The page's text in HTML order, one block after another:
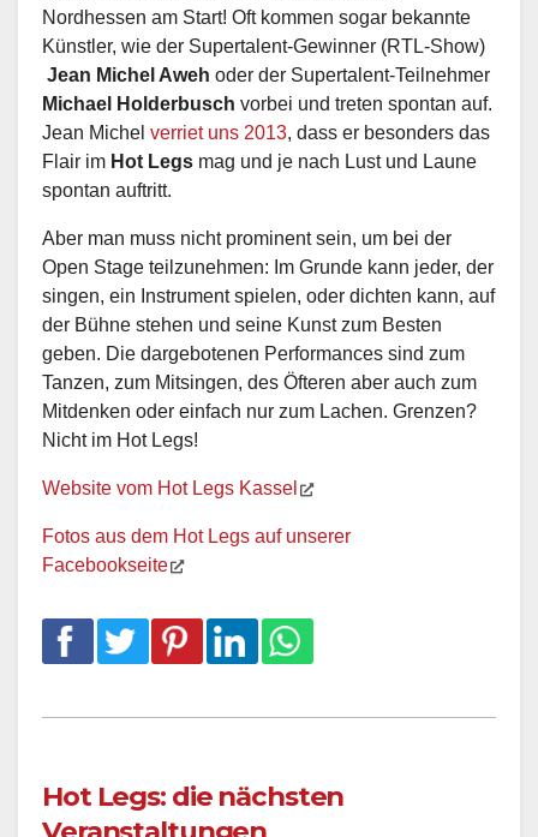
Nordhessen am Start! Oft kommen sogar bekannte
Künstler, wie der Supertalent-Gewinner (RTL-Show)
Jean Michel Aweh oder der Supertalent-Teilnehmer
Michael Holderbusch vorbei und treten spontan auf.
Jean Michel verriet uns 2013, dass er besonders das
Flair im Hot Legs mag und je nach Lust und Laune
spontan auftritt.
Aber man muss nicht prominent sein, um bei der
Open Stage teilzunehmen: Im Grunde kann jeder, der
singen, ein Instrument spielen, oder dichten kann, auf
der Bühne stehen und seine Kunst zum Besten
geben. Die dargebotenen Performances sind zum
Tanzen, zum Mitsingen, des Öfteren aber auch zum
Mitdenken oder einfach nur zum Lachen. Grenzen?
Nicht im Hot Legs!
Website vom Hot Legs Kassel
Fotos aus dem Hot Legs auf unserer
Facebookseite
Hot Legs: die nächsten